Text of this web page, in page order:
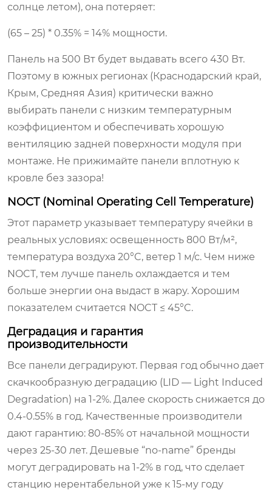
солнце летом), она потеряет:
(65 – 25) * 0.35% = 14% мощности.
Панель на 500 Вт будет выдавать всего 430 Вт.
Поэтому в южных регионах (Краснодарский край,
Крым, Средняя Азия) критически важно
выбирать панели с низким температурным
коэффициентом и обеспечивать хорошую
вентиляцию задней поверхности модуля при
монтаже. Не прижимайте панели вплотную к
кровле без зазора!
NOCT (Nominal Operating Cell Temperature)
Этот параметр указывает температуру ячейки в
реальных условиях: освещенность 800 Вт/м²,
температура воздуха 20°C, ветер 1 м/с. Чем ниже
NOCT, тем лучше панель охлаждается и тем
больше энергии она выдаст в жару. Хорошим
показателем считается NOCT ≤ 45°C.
Деградация и гарантия
производительности
Все панели деградируют. Первая год обычно дает
скачкообразную деградацию (LID — Light Induced
Degradation) на 1-2%. Далее скорость снижается до
0.4-0.55% в год. Качественные производители
дают гарантию: 80-85% от начальной мощности
через 25-30 лет. Дешевые “no-name” бренды
могут деградировать на 1-2% в год, что сделает
станцию нерентабельной уже к 15-му году